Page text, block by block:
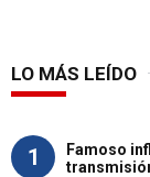
LO MÁS LEÍDO
1
Famoso